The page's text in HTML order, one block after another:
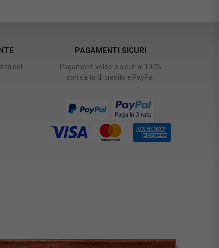
del
PAGAMENTI SICURI
Pagamenti veloci e sicuri al 100%
con carta di credito e PayPal